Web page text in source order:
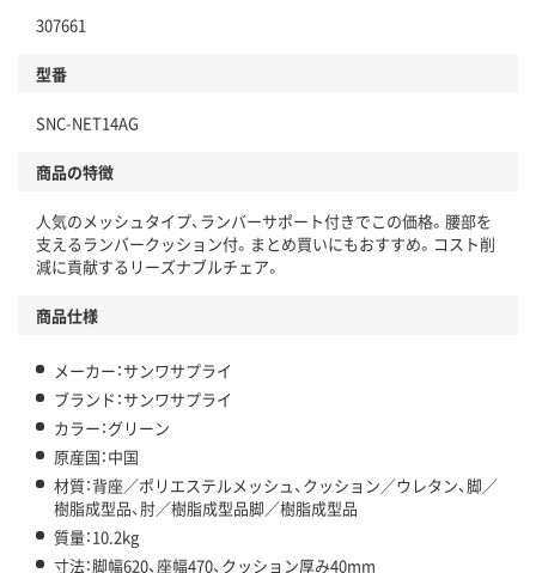
307661
型番
SNC-NET14AG
商品の特徴
人気のメッシュタイプ、ランバーサポート付きでこの価格。腰部を
支えるランバークッション付。まとめ買いにもおすすめ。コスト削
減に貢献するリーズナブルチェア。
商品仕様
メーカー：サンワサプライ
ブランド：サンワサプライ
カラー：グリーン
原産国：中国
材質：背座／ポリエステルメッシュ、クッション／ウレタン、脚／
樹脂成型品、肘／樹脂成型品脚／樹脂成型品
質量：10.2kg
寸法：脚幅620、座幅470、クッション厚み40mm